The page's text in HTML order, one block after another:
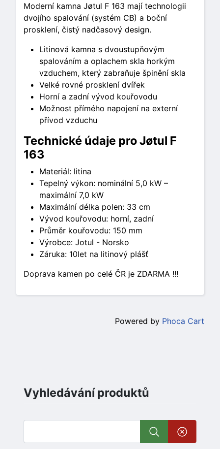
Vyhledávání produktů
Moderní kamna Jøtul F 163 mají technologii
dvojího spalování (systém CB) a boční
prosklení, čistý nadčasový design.
Litinová kamna s dvoustupňovým
spalováním a oplachem skla horkým
vzduchem, který zabraňuje špinění skla
Velké rovné prosklení dvířek
Horní a zadní vývod kouřovodu
Možnost přímého napojení na externí
přívod vzduchu
Technické údaje pro Jøtul F
163
Materiál: litina
Tepelný výkon: nominální 5,0 kW –
maximální 7,0 kW
Maximální délka polen: 33 cm
Vývod kouřovodu: horní, zadní
Průměr kouřovodu: 150 mm
Výrobce: Jotul - Norsko
Záruka: 10let na litinový plášť
Doprava kamen po celé ČR je ZDARMA !!!
Powered by Phoca Cart